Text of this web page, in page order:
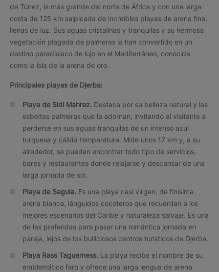
de Túnez, la más grande del norte de África y con una larga
costa de 125 km salpicada de increíbles playas de arena fina,
llenas de luz. Sus aguas cristalinas y tranquilas y su hermosa
vegetación plagada de palmeras la han convertido en un
destino paradisíaco de lujo en el Mediterráneo, conocida
como la isla de la arena de oro.
Principales playas de Djerba:
Playa de Sidi Mahrez. Destaca por su belleza natural y las
esbeltas palmeras que la adornan, invitando al visitante a
perderse en sus aguas tranquilas de un intenso azul
turquesa y cálida temperatura. Mide unos 17 km y, a su
alrededor, se pueden encontrar todo tipo de servicios,
bares y restaurantes donde relajarse y descansar de una
larga jornada de sol.
Playa de Seguia. Es una playa casi virgen, de finísima
arena blanca, lánguidos cocoteros que recuerdan a los
mejores escenarios del Caribe y naturaleza salvaje. Es una
de las preferidas para pasar una romántica jornada en
pareja, lejos de los bulliciosos centros turísticos de Djerba.
Playa Rass Taguerness. La playa recibe el nombre de su
emblemático faro y ofrece una larga lengua de arena